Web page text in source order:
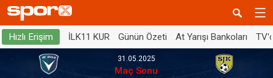
Hızlı Erişim İLK11 KUR Günün Özeti At Yarışı Bankoları
31.05.2025
Maç Sonu